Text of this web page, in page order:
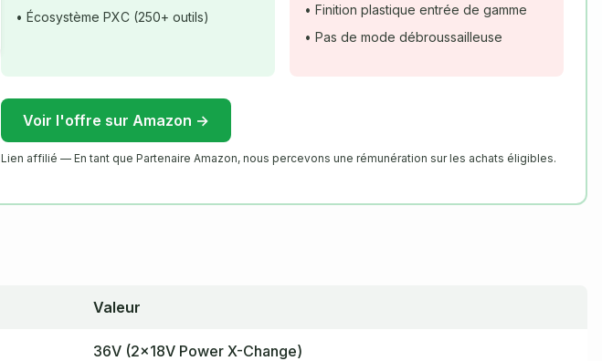
• Écosystème PXC (250+ outils)
• Finition plastique entrée de gamme
• Pas de mode débroussailleuse
Voir l'offre sur Amazon →
Lien affilié — En tant que Partenaire Amazon, nous percevons une rémunération sur les achats éligibles.
Valeur
36V (2×18V Power X-Change)